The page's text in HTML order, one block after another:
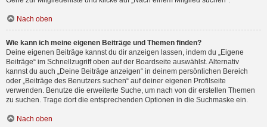
Nach oben
Wie kann ich meine eigenen Beiträge und Themen finden?
Deine eigenen Beiträge kannst du dir anzeigen lassen, indem du „Eigene
Beiträge“ im Schnellzugriff oben auf der Boardseite auswählst. Alternativ
kannst du auch „Deine Beiträge anzeigen“ in deinem persönlichen Bereich
oder „Beiträge des Benutzers suchen“ auf deiner eigenen Profilseite
verwenden. Benutze die erweiterte Suche, um nach von dir erstellen Themen
zu suchen. Trage dort die entsprechenden Optionen in die Suchmaske ein.
Nach oben